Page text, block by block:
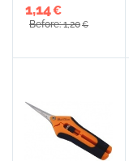
1,14€
Before: 1,20€